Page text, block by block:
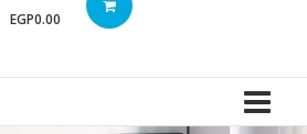
EGP0.00